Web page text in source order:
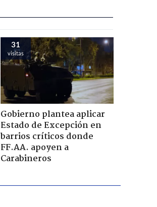
31
visitas
Gobierno plantea aplicar
Estado de Excepción en
barrios críticos donde
FF.AA. apoyen a
Carabineros